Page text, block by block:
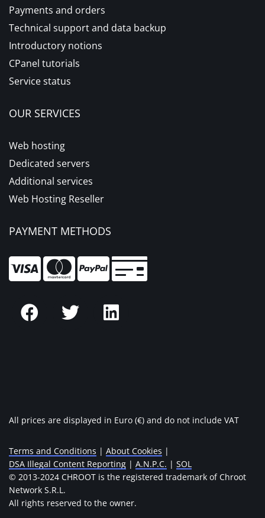
Payments and orders
Technical support and data backup
Introductory notions
CPanel tutorials
Service status
OUR SERVICES
Web hosting
Dedicated servers
Additional services
Web Hosting Reseller
PAYMENT METHODS
All prices are displayed in Euro (€) and do not include VAT
Terms and Conditions | About Cookies |
DSA Illegal Content Reporting | A.N.P.C. | SOL
© 2013-2024 CHROOT is the registered trademark of Chroot
Network S.R.L.
All rights reserved to the owner.